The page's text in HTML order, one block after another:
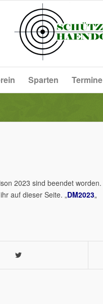
Sparten Termine
2023 sind beendet worden.
auf dieser Seite. „DM2023„